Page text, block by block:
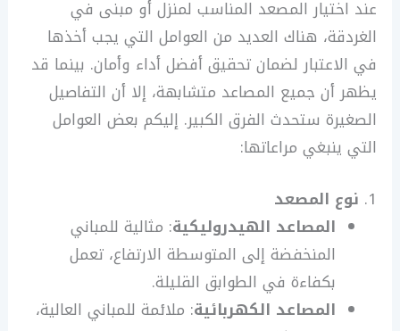
عند اختيار المصعد المناسب لمنزل أو مبنى في
الغردقة، هناك العديد من العوامل التي يجب أخذها
في الاعتبار لضمان تحقيق أفضل أداء وأمان. بينما قد
يظهر أن جميع المصاعد متشابهة، إلا أن التفاصيل
الصغيرة ستحدث الفرق الكبير. إليكم بعض العوامل
التي ينبغي مراعاتها:
نوع المصعد
المصاعد الهيدروليكية: مثالية للمباني
المنخفضة إلى المتوسطة الارتفاع، تعمل
بكفاءة في الطوابق القليلة.
المصاعد الكهربائية: ملائمة للمباني العالية،